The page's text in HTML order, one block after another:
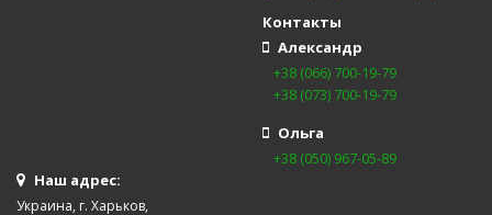
Контакты
Александр
+38 (066) 700-19-79
+38 (073) 700-19-79
Ольга
+38 (050) 967-05-89
Наш адрес:
Украина, г. Харьков,